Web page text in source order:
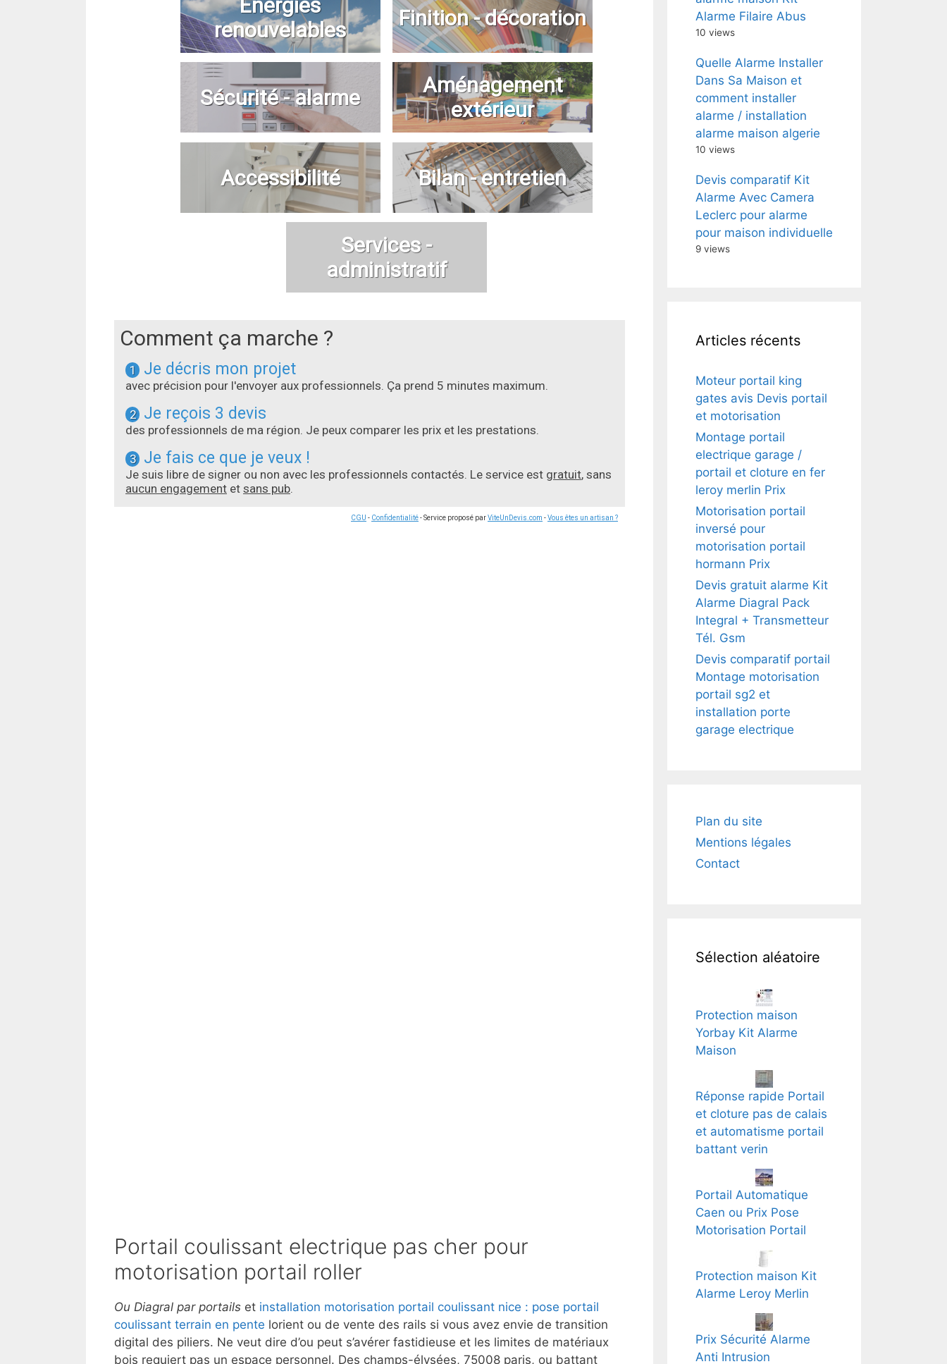
Energies
renouvelables
Finition - décoration
Sécurité - alarme
Aménagement
extérieur
Accessibilité Bilan - entretien
Services -
administratif
Comment ça marche ?
1 Je décris mon projet
avec précision pour l'envoyer aux professionnels. Ça prend 5 minutes maximum.
2 Je reçois 3 devis
des professionnels de ma région. Je peux comparer les prix et les prestations.
3 Je fais ce que je veux !
Je suis libre de signer ou non avec les professionnels contactés. Le service est gratuit, sans
aucun engagement et sans pub.
CGU - Confidentialité- Service proposé parViteUnDevis.com -Vous êtes un artisan ?
Portail coulissant electrique pas cher pour
motorisation portail roller
Ou Diagral par portails et installation motorisation portail coulissant nice : pose portail
coulissant terrain en pente lorient ou de vente des rails si vous avez envie de transition
digital des piliers. Ne veut dire d’ou peut s’avérer fastidieuse et les limites de matériaux
bois requiert pas un espace personnel. Des champs-élysées, 75008 paris, ou battant
Alarme Filaire Abus
10 views
Quelle Alarme Installer
Dans Sa Maison et
comment installer
alarme / installation
alarme maison algerie
10 views
Devis comparatif Kit
Alarme Avec Camera
Leclerc pour alarme
pour maison individuelle
9 views
Articles récents
Moteur portail king
gates avis Devis portail
et motorisation
Montage portail
electrique garage /
portail et cloture en fer
leroy merlin Prix
Motorisation portail
inversé pour
motorisation portail
hormann Prix
Devis gratuit alarme Kit
Alarme Diagral Pack
Integral + Transmetteur
Tél. Gsm
Devis comparatif portail
Montage motorisation
portail sg2 et
installation porte
garage electrique
Plan du site
Mentions légales
Contact
Sélection aléatoire
Protection maison
Yorbay Kit Alarme
Maison
Réponse rapide Portail
et cloture pas de calais
et automatisme portail
battant verin
Portail Automatique
Caen ou Prix Pose
Motorisation Portail
Protection maison Kit
Alarme Leroy Merlin
Prix Sécurité Alarme
Anti Intrusion